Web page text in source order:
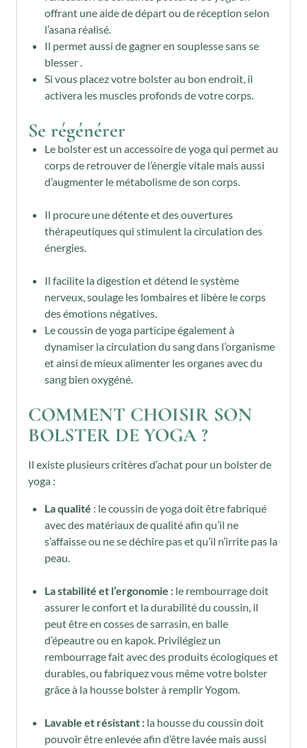
offrant une aide de départ ou de réception selon
l’asana réalisé.
Il permet aussi de gagner en souplesse sans se
blesser .
Si vous placez votre bolster au bon endroit, il
activera les muscles profonds de votre corps.
Se régénérer
Le bolster est un accessoire de yoga qui permet au
corps de retrouver de l’énergie vitale mais aussi
d’augmenter le métabolisme de son corps.
Il procure une détente et des ouvertures
thérapeutiques qui stimulent la circulation des
énergies.
Il facilite la digestion et détend le système
nerveux, soulage les lombaires et libère le corps
des émotions négatives.
Le coussin de yoga participe également à
dynamiser la circulation du sang dans l’organisme
et ainsi de mieux alimenter les organes avec du
sang bien oxygéné.
COMMENT CHOISIR SON
BOLSTER DE YOGA ?
Il existe plusieurs critères d’achat pour un bolster de
yoga :
La qualité : le coussin de yoga doit être fabriqué
avec des matériaux de qualité afin qu’il ne
s’affaisse ou ne se déchire pas et qu’il n’irrite pas la
peau.
La stabilité et l’ergonomie : le rembourrage doit
assurer le confort et la durabilité du coussin, il
peut être en cosses de sarrasin, en balle
d’épeautre ou en kapok. Privilégiez un
rembourrage fait avec des produits écologiques et
durables, ou fabriquez vous même votre bolster
grâce à la housse bolster à remplir Yogom.
Lavable et résistant : la housse du coussin doit
pouvoir être enlevée afin d’être lavée mais aussi